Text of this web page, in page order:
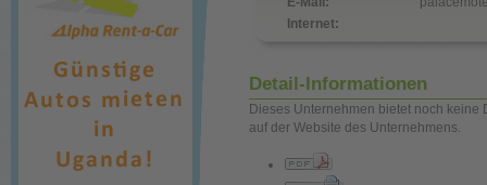
Internet:
Detail-Informationen
Dieses Unternehmen bietet noch
auf der Website des Unternehmens.